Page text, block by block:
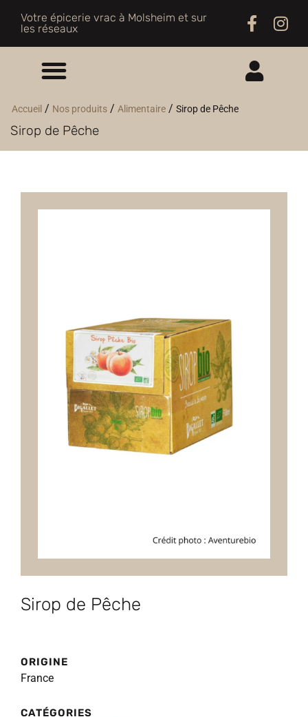
Votre épicerie vrac à Molsheim et sur
les réseaux
ME CONNECTER
Accueil / Nos produits / Alimentaire / Sirop de Pêche
Sirop de Pêche
Sirop de Pêche
ORIGINE
France
CATÉGORIES